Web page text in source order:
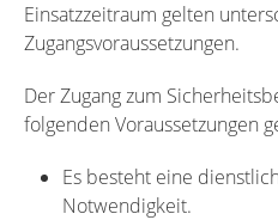
Einsatzzeitraum gelten
Zugangsvoraussetzungen.
Der Zugang zum
folgenden Voraussetzungen
Es besteht eine
Notwendigkeit.